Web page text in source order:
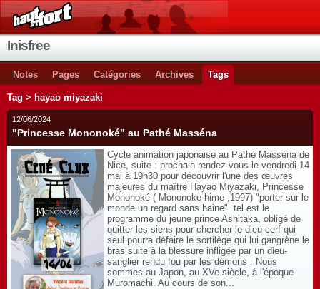
Inisfree
Notes Pages Catégories Archives Tags
Tag > hayao miyazaki
12/06/2024
"Princesse Mononoké" au Pathé Masséna
Cycle animation japonaise au Pathé Masséna de
Nice, suite : prochain rendez-vous le vendredi 14
mai à 19h30 pour découvrir l'une des œuvres
majeures du maître Hayao Miyazaki, Princesse
Mononoké ( Mononoke-hime ,1997) "porter sur le
monde un regard sans haine". tel est le
programme du jeune prince Ashitaka, obligé de
quitter les siens pour chercher le dieu-cerf qui
seul pourra défaire le sortilège qui lui gangrène le
bras suite à la blessure infligée par un dieu-
sanglier rendu fou par les démons . Nous
sommes au Japon, au XVe siècle, à l'époque
Muromachi. Au cours de son...